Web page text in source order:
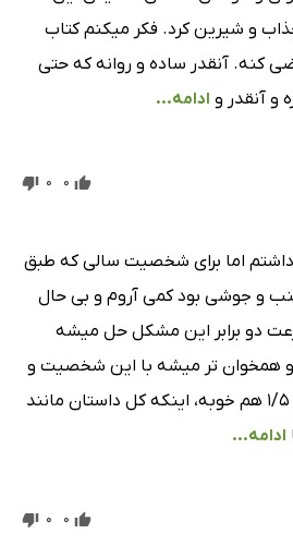
4 دقیقه
6 دقیقه
7 دقیقه
1 دقیقه
4 دقیقه
14 دقیقه
و شیرین کرد. فکر میکنم کتاب
کنه. آنقدر ساده و روانه که حتی
و آنقدر و ادامه...
0
0
اما برای شخصیت سالی که طبق
و جوشی بود کمی آروم و بی حال
دو برابر این مشکل حل میشه
و همخوان تر میشه با این شخصیت و
اگرم خیلی براتون تند بود ۱/۵ هم خوبه، اینکه کل داستان مانند
ادامه...
0
0